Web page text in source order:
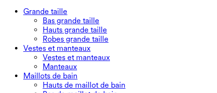
Grande taille
Bas grande taille
Hauts grande taille
Robes grande taille
Vestes et manteaux
Vestes et manteaux
Manteaux
Maillots de bain
Hauts de maillot de bain